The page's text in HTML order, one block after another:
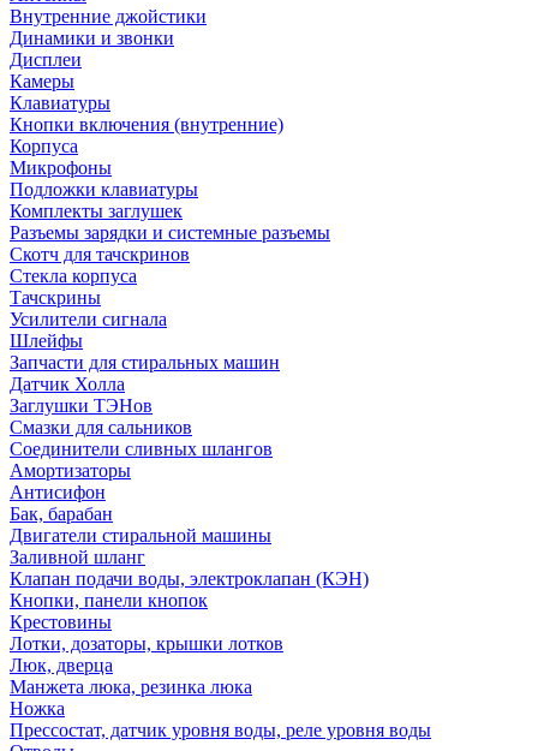
Внутренние джойстики
Динамики и звонки
Дисплеи
Камеры
Клавиатуры
Кнопки включения (внутренние)
Корпуса
Микрофоны
Подложки клавиатуры
Комплекты заглушек
Разъемы зарядки и системные разъемы
Скотч для тачскринов
Стекла корпуса
Тачскрины
Усилители сигнала
Шлейфы
Запчасти для стиральных машин
Датчик Холла
Заглушки ТЭНов
Смазки для сальников
Соединители сливных шлангов
Амортизаторы
Антисифон
Бак, барабан
Двигатели стиральной машины
Заливной шланг
Клапан подачи воды, электроклапан (КЭН)
Кнопки, панели кнопок
Крестовины
Лотки, дозаторы, крышки лотков
Люк, дверца
Манжета люка, резинка люка
Ножка
Прессостат, датчик уровня воды, реле уровня воды